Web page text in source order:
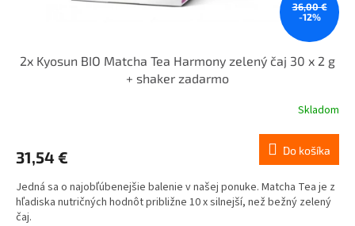
36,00 €
-12%
2x Kyosun BIO Matcha Tea Harmony zelený čaj 30 x 2 g
+ shaker zadarmo
Skladom
31,54 € Do košíka
Jedná sa o najobľúbenejšie balenie v našej ponuke. Matcha Tea je z
hľadiska nutričných hodnôt približne 10 x silnejší, než bežný zelený
čaj.